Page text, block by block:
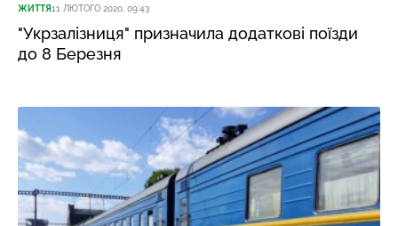
ЖИТТЯ11 ЛЮТОГО 2020, 09:43
"Укрзалізниця" призначила додаткові поїзди
до 8 Березня